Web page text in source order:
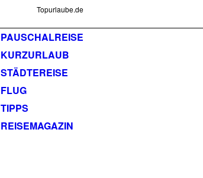
Topurlaube.de
PAUSCHALREISE
KURZURLAUB
STÄDTEREISE
FLUG
TIPPS
REISEMAGAZIN